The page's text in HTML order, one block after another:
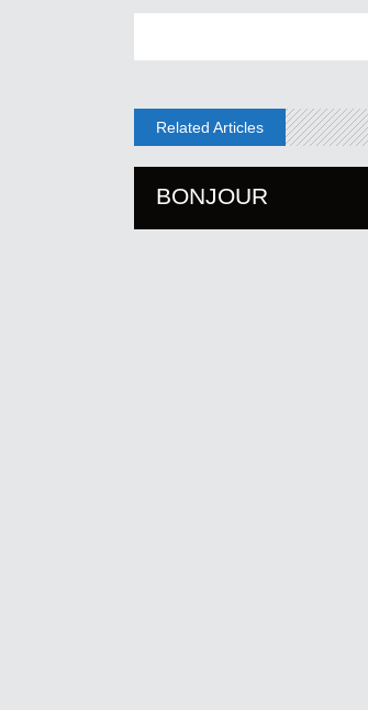
Related Articles
BONJOUR